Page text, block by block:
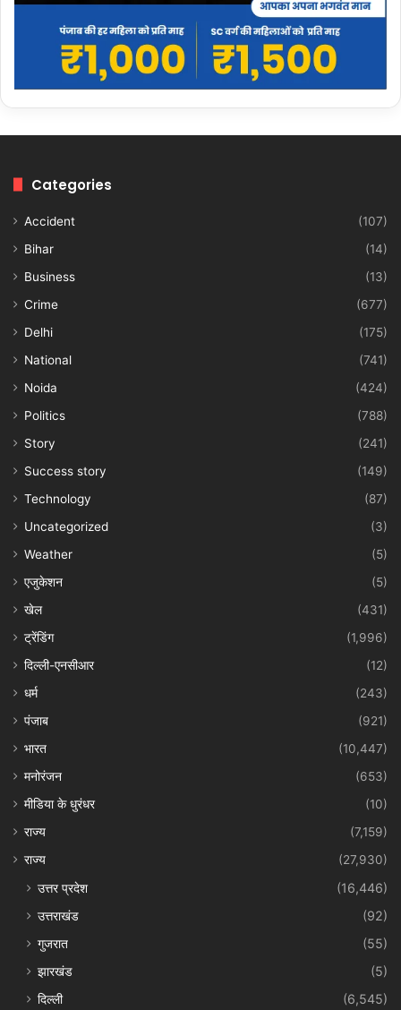
Categories
Accident
(107)
Bihar
(14)
Business
(13)
Crime
(677)
Delhi
(175)
National
(741)
Noida
(424)
Politics
(788)
Story
(241)
Success story
(149)
Technology
(87)
Uncategorized
(3)
Weather
(5)
एजुकेशन
(5)
खेल
(431)
ट्रेंडिंग
(1,996)
दिल्ली-एनसीआर
(12)
धर्म
(243)
पंजाब
(921)
भारत
(10,447)
मनोरंजन
(653)
मीडिया के धुरंधर
(10)
राज्य
(7,159)
राज्य
(27,930)
उत्तर प्रदेश
(16,446)
उत्तराखंड
(92)
गुजरात
(55)
झारखंड
(5)
दिल्ली
(6,545)